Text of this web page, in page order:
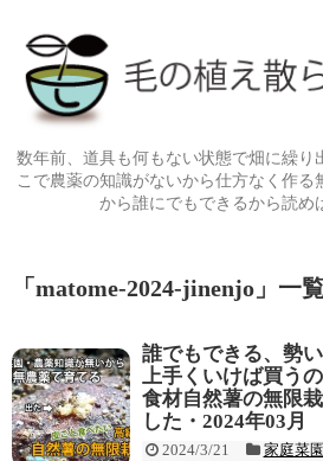
数年前、道具も何もない状態で畑に繰り
こで農薬の知識がないから仕方なく作る
から誰にでもできるから読め
「 matome-2024-jinenjo 」 一
誰でもできる、勢
上手くいけば買う
食材自然薯の無限
した・2024年03月
2024/3/21 家庭菜園